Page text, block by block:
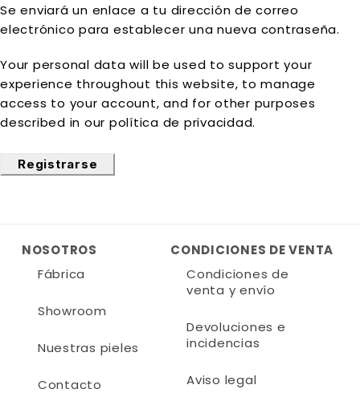
Se enviará un enlace a tu dirección de correo
electrónico para establecer una nueva contraseña.
Your personal data will be used to support your
experience throughout this website, to manage
access to your account, and for other purposes
described in our política de privacidad.
Registrarse
NOSOTROS
Fábrica
Showroom
Nuestras pieles
Contacto
CONDICIONES DE VENTA
Condiciones de
venta y envío
Devoluciones e
incidencias
Aviso legal